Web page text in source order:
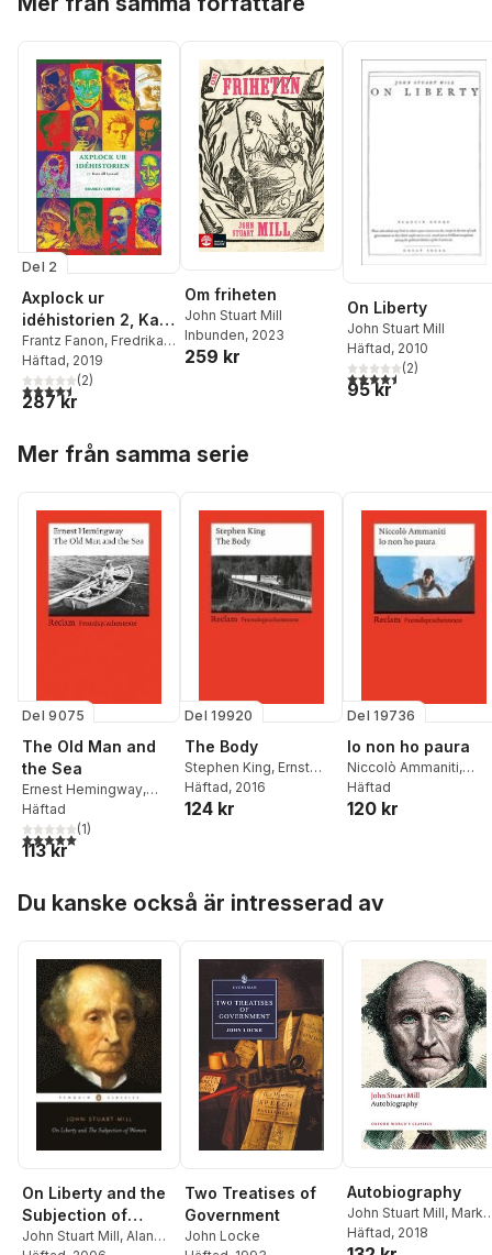
Del 2
Axplock ur
idéhistorien 2, Kant
till Loytard
Frantz Fanon, Fredrika
Bremer ,Charles Darwin
John Stuart Mill
Immanuel Kant
Häftad, 2019
4,5utav 5 stjärnor. Totalt antal röster:
(2)
287 kr
Om friheten
John Stuart Mill
Inbunden, 2023
259 kr
On Liberty
John Stuart Mill
Häftad, 2010
4,5utav 5 stjärnor.
(2)
95 kr
Mer från samma serie
Del 9075
The Old Man and
the Sea
Ernest Hemingway,
Hans-Christian Oeser
Häftad
5,0utav 5 stjärnor. Totalt antal röster:
(1)
113 kr
Del 19920
The Body
Stephen King, Ernst
Kemmner
Häftad, 2016
124 kr
Del 19736
Io non ho paura
Niccolò Ammaniti,
Judith Krieg
Häftad
120 kr
Du kanske också är intresserad av
On Liberty and the
Subjection of
Women
John Stuart Mill, Alan
Two Treatises of
Government
John Locke
Autobiography
John Stuart Mill, Mark
Philp
Häftad, 2018